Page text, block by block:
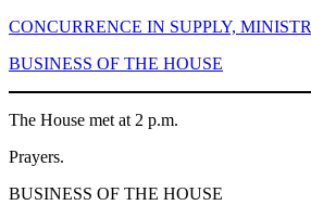
CONCURRENCE IN SUPPLY,
BUSINESS OF THE HOUSE
The House met at 2 p.m.
Prayers.
BUSINESS OF THE HOUSE